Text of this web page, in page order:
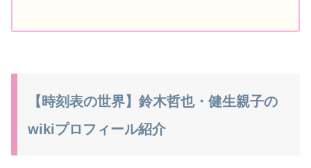
【時刻表の世界】鈴木哲也・健生親子の
wikiプロフィール紹介